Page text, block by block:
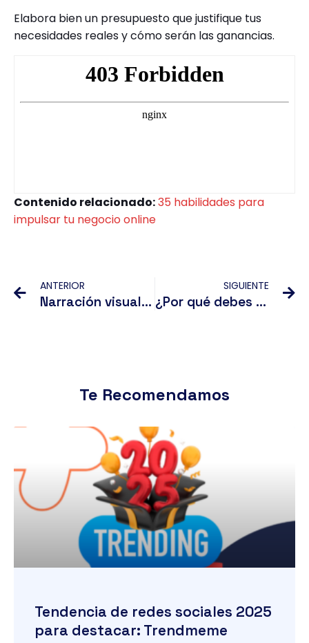
Elabora bien un presupuesto que justifique tus
necesidades reales y cómo serán las ganancias.
Contenido relacionado:35 habilidades para
impulsar tu negocio online
ANTERIOR
Narración visual en tu estrategia de publicidad
SIGUIENTE
¿Por qué debes adquirir los workshops de CMAS? (+Ofertas de navidad)
Te Recomendamos
Tendencia de redes sociales 2025
para destacar: Trendmeme